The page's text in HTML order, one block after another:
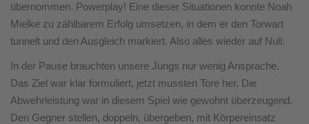
übernommen. Powerplay! Eine dieser Situationen konnte Noah
Mielke zu zählbarem Erfolg umsetzen, in dem er den Torwart
tunnelt und den Ausgleich markiert. Also alles wieder auf Null.
In der Pause brauchten unsere Jungs nur wenig Ansprache.
Das Ziel war klar formuliert, jetzt mussten Tore her. Die
Abwehrleistung war in diesem Spiel wie gewohnt überzeugend.
Den Gegner stellen, doppeln, übergeben, mit Körpereinsatz